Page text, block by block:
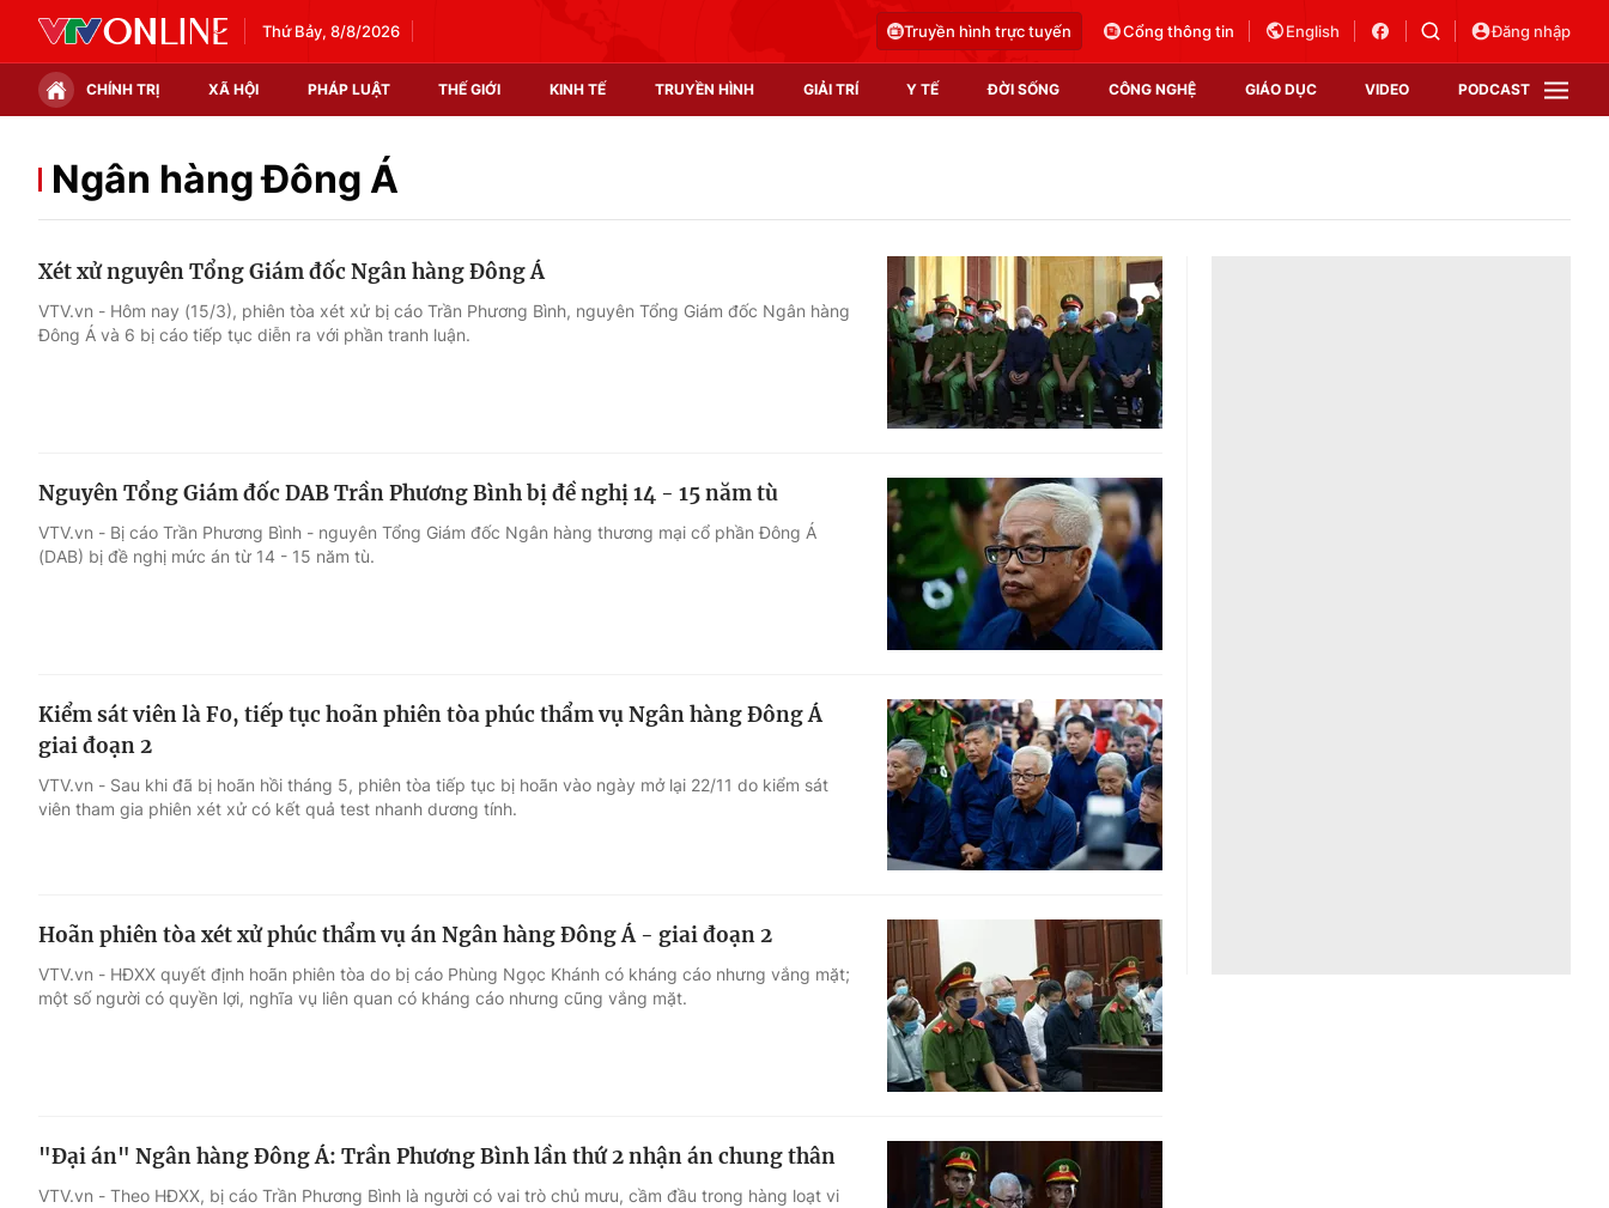
Thứ Bảy, 8/8/2026 Truyền hình trực tuyến Cổng thông tin English Đăng nhập
CHÍNH TRỊ XÃ HỘI PHÁP LUẬT THẾ GIỚI KINH TẾ TRUYỀN HÌNH GIẢI TRÍ Y TẾ ĐỜI SỐNG CÔNG NGHỆ GIÁO DỤC VIDEO PODCAST
Chính trị Xã hội
Thế giới đó đây
Thị trường
Video
Shorts video
Podcast
EMagazine
Photo
Infographic
Góc ảnh
Điện ảnh
Âm nhạc
Sao
Du lịch
Chất lượng cuộc sống
Tuyển sinh
Công nghệ
Hitech Công nghệ tương lai
Sản phẩm
Thị trường
Tư vấn
VTV Sức khoẻ
Ngân hàng Đông Á
Xét xử nguyên Tổng Giám đốc Ngân hàng Đông Á
VTV.vn - Hôm nay (15/3), phiên tòa xét xử bị cáo Trần Phương Bình, nguyên Tổng Giám đốc Ngân hàng
Đông Á và 6 bị cáo tiếp tục diễn ra với phần tranh luận.
Nguyên Tổng Giám đốc DAB Trần Phương Bình bị đề nghị 14 - 15 năm tù
VTV.vn - Bị cáo Trần Phương Bình - nguyên Tổng Giám đốc Ngân hàng thương mại cổ phần Đông Á
(DAB) bị đề nghị mức án từ 14 - 15 năm tù.
Kiểm sát viên là F0, tiếp tục hoãn phiên tòa phúc thẩm vụ Ngân hàng Đông Á
giai đoạn 2
VTV.vn - Sau khi đã bị hoãn hồi tháng 5, phiên tòa tiếp tục bị hoãn vào ngày mở lại 22/11 do kiểm sát
viên tham gia phiên xét xử có kết quả test nhanh dương tính.
Hoãn phiên tòa xét xử phúc thẩm vụ án Ngân hàng Đông Á - giai đoạn 2
VTV.vn - HĐXX quyết định hoãn phiên tòa do bị cáo Phùng Ngọc Khánh có kháng cáo nhưng vắng mặt;
một số người có quyền lợi, nghĩa vụ liên quan có kháng cáo nhưng cũng vắng mặt.
"Đại án" Ngân hàng Đông Á: Trần Phương Bình lần thứ 2 nhận án chung thân
VTV.vn - Theo HĐXX, bị cáo Trần Phương Bình là người có vai trò chủ mưu, cầm đầu trong hàng loạt vi